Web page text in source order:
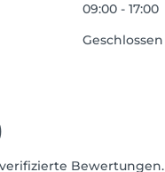
09:00 - 17:00
Geschlossen
verifizierte